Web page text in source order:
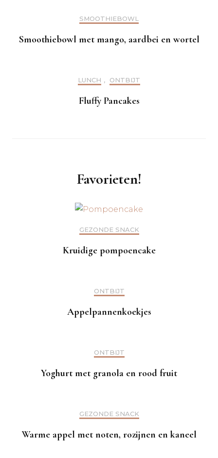
SMOOTHIEBOWL
Smoothiebowl met mango, aardbei en wortel
LUNCH , ONTBIJT
Fluffy Pancakes
Favorieten!
GEZONDE SNACK
Kruidige pompoencake
ONTBIJT
Appelpannenkoekjes
ONTBIJT
Yoghurt met granola en rood fruit
GEZONDE SNACK
Warme appel met noten, rozijnen en kaneel